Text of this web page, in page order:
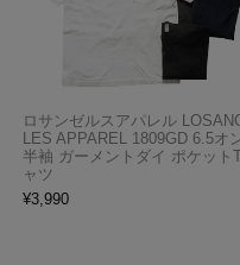
ロサンゼルスアパレル
LES APPAREL 1809GD 6.5オ
半袖 ガーメントダイ ポケット
ャツ
¥3,990